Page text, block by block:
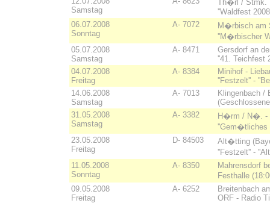
Samstag
Th�rl / Stmk.
''Waldfest
06.07.2008
Sonntag
A- 7072
M�rbisch am
''M�rbischer
05.07.2008
Samstag
A- 8471
Gersdorf an
''41. Teichfest
04.07.2008
Freitag
A- 8384
Minihof -
''Festzelt'' -
14.06.2008
Samstag
A- 7013
Klingenbach /
31.05.2008
Samstag
A- 3382
H�rm / N�. -
''Gem�tliches
23.05.2008
Freitag
D- 84503
Alt�tting
''Festzelt'' -
11.05.2008
Sonntag
A- 8350
Mahrensdorf
Festhalle
09.05.2008
Freitag
A- 6252
Breitenbach
ORF - Radio